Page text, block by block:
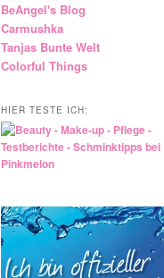
BeAngel's Blog
Carmushka
Tanjas Bunte Welt
Colorful Things
HIER TESTE ICH: